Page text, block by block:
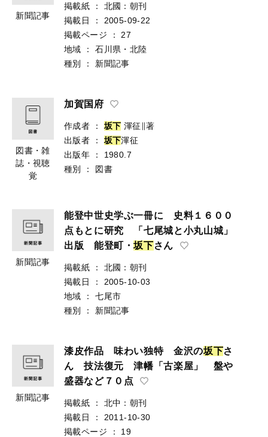
新聞記事
掲載紙 ：
北國：朝刊
掲載日
：
2005-09-22
掲載ページ
：
27
地域
：
石川県・北陸
種別
： 新聞記事
図書・雑
誌・視聴
覚
加賀国府
作成者 ： 坂下 渾征∥著
出版者
： 坂下渾征
出版年
：
1980.7
種別
： 図書
新聞記事
能登中世史学ぶ一冊に 史料１６００
点もとに研究 「七尾城と小丸山城」
出版 能登町・坂下さん
掲載紙 ：
北國：朝刊
掲載日
：
2005-10-03
地域
：
七尾市
種別
： 新聞記事
新聞記事
漆皮作品 味わい独特 金沢の坂下さ
ん 技法復元 津幡「古楽屋」 盤や
盛器など７０点
掲載紙 ：
北中：朝刊
掲載日
：
2011-10-30
掲載ページ
：
19